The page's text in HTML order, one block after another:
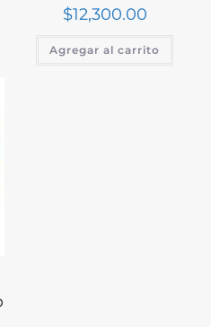
$12,300.00
Agregar al carrito